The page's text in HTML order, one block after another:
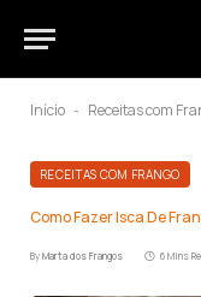
Início - Receitas com
RECEITAS COM FRANGO
Como Fazer Isca De
ByMarta dos Frangos 6 Mins